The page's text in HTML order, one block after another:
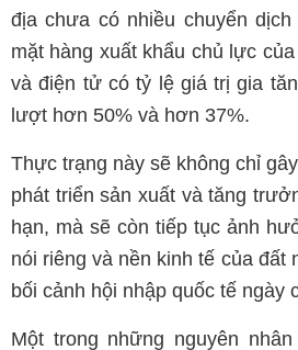
địa chưa có nhiều chuyển
mặt hàng xuất khẩu chủ lực
và điện tử có tỷ lệ giá trị gia
lượt hơn 50% và hơn 37%.
Thực trạng này sẽ không chỉ
phát triển sản xuất và tăng
hạn, mà sẽ còn tiếp tục ảnh
nói riêng và nền kinh tế của đất
bối cảnh hội nhập quốc tế ngày
Một trong những nguyên